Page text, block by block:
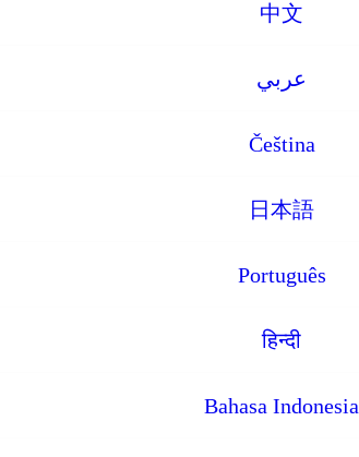
中文
عربي
Čeština
日本語
Português
हिन्दी
Bahasa Indonesia